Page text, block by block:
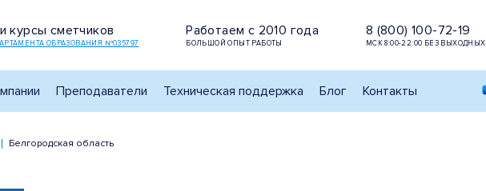
курсы сметчиков
ОБРАЗОВАНИЯ №035797
Работаем с 2010 года
БОЛЬШОЙ ОПЫТ РАБОТЫ
8 (800) 100-72-19
МСК 8:00-22:00 БЕЗ ВЫХОДНЫХ
Преподаватели Техническая поддержка Блог Контакты
Белгородская область